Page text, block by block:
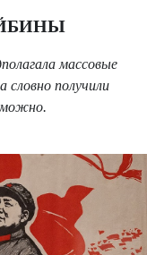
массовые
получили
можно.